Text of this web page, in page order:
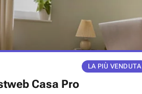
LA PIÙ VENDUTA
Casa Pro